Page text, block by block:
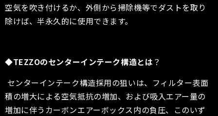
空気を吹き付けるか、外側から掃除機等でダストを取り
除けば、半永久的に使用できます。
◆TEZZOのセンターインテーク構造とは ？
センターインテーク構造採用の狙いは、フィルター表面
積の増大による空気抵抗の増加、および吸入エアー量の
増加に伴うカーボンエアーボックス内の負圧、このいず